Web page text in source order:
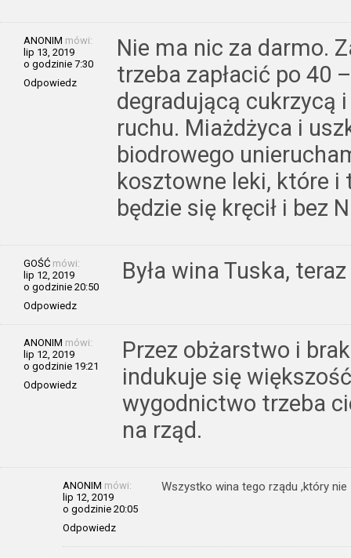
ANONIM mówi:
lip 13, 2019
o godzinie 7:30
Odpowiedz
Nie ma nic za darmo.
trzeba zapłacić po 40
degradującą cukrzycą
ruchu. Miażdżyca i
biodrowego
kosztowne leki, które
będzie się kręcił i bez
GOŚĆ mówi:
lip 12, 2019
o godzinie 20:50
Odpowiedz
Była wina Tuska,
ANONIM mówi:
lip 12, 2019
o godzinie 19:21
Odpowiedz
Przez obżarstwo i
indukuje się
wygodnictwo trzeba
na rząd.
ANONIM mówi:
lip 12, 2019
o godzinie 20:05
Odpowiedz
Wszystko wina tego rządu ,który